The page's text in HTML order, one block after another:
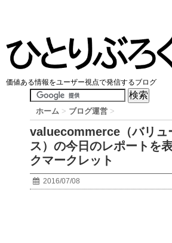
価値ある情報をユーザー視点で発信するブログ
ホーム > ブログ運営 >
valuecommerce（バリュ
ス）の今日のレポートを
クマークレット
2016/07/08